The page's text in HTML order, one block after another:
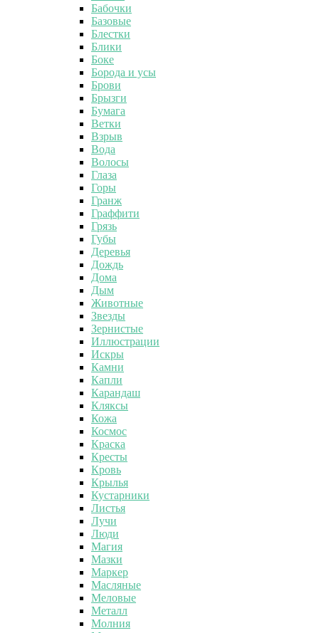
Бабочки
Базовые
Блестки
Блики
Боке
Борода и усы
Брови
Брызги
Бумага
Ветки
Взрыв
Вода
Волосы
Глаза
Горы
Гранж
Граффити
Грязь
Губы
Деревья
Дождь
Дома
Дым
Животные
Звезды
Зернистые
Иллюстрации
Искры
Камни
Капли
Карандаш
Кляксы
Кожа
Космос
Краска
Кресты
Кровь
Крылья
Кустарники
Листья
Лучи
Люди
Магия
Мазки
Маркер
Масляные
Меловые
Металл
Молния